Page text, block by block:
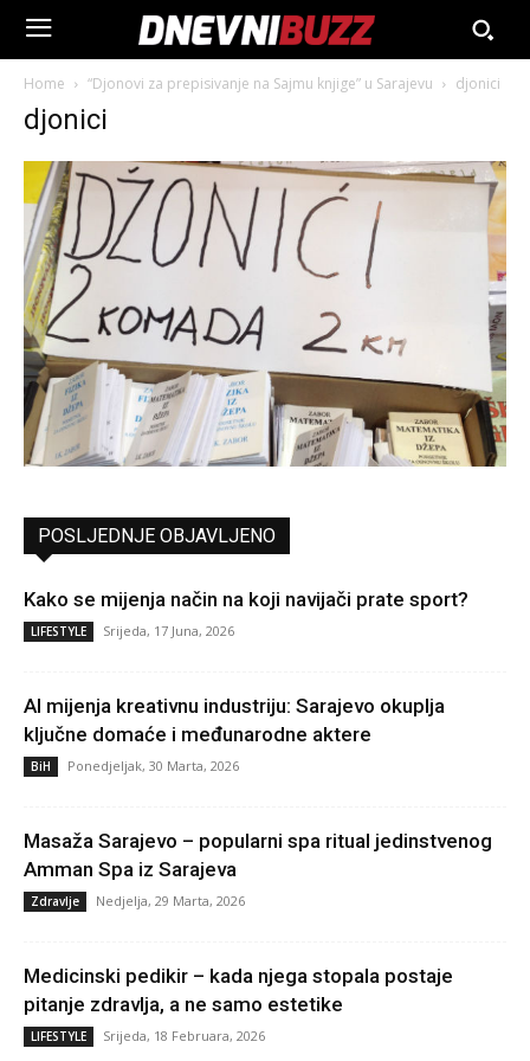
Home “Djonovi za prepisivanje na Sajmu knjige” u Sarajevu djonici
djonici
POSLJEDNJE OBJAVLJENO
Kako se mijenja način na koji navijači prate sport?
LIFESTYLE Srijeda, 17 Juna, 2026
AI mijenja kreativnu industriju: Sarajevo okuplja
ključne domaće i međunarodne aktere
BiH Ponedjeljak, 30 Marta, 2026
Masaža Sarajevo – popularni spa ritual jedinstvenog
Amman Spa iz Sarajeva
Zdravlje Nedjelja, 29 Marta, 2026
Medicinski pedikir – kada njega stopala postaje
pitanje zdravlja, a ne samo estetike
LIFESTYLE Srijeda, 18 Februara, 2026